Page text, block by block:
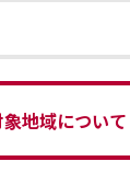
象地域について